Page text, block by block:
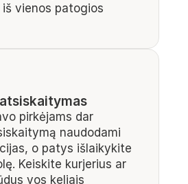
vienos patogios
pirkėjams dar
naudodami
o patys išlaikykite
Keiskite kurjerius ar
vos keliais